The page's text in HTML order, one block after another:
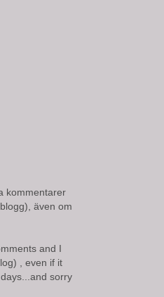
kommentarer
även om
and I
, even if it
sorry